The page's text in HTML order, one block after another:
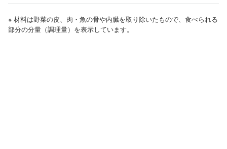
※ 材料は野菜の皮、肉・魚の骨や内臓を取り除いたもので、食べられる
部分の分量（調理量）を表示しています。